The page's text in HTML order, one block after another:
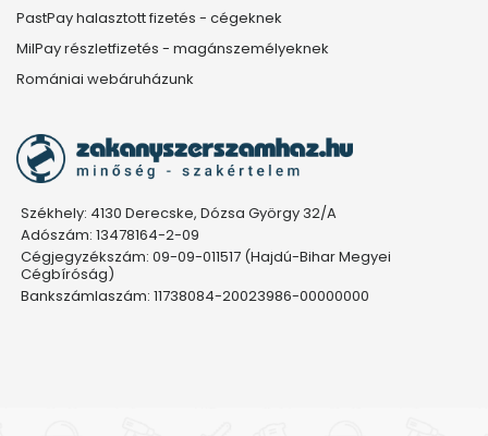
PastPay halasztott fizetés - cégeknek
MilPay részletfizetés - magánszemélyeknek
Romániai webáruházunk
Székhely: 4130 Derecske, Dózsa György 32/A
Adószám: 13478164-2-09
Cégjegyzékszám: 09-09-011517 (Hajdú-Bihar Megyei
Cégbíróság)
Bankszámlaszám: 11738084-20023986-00000000